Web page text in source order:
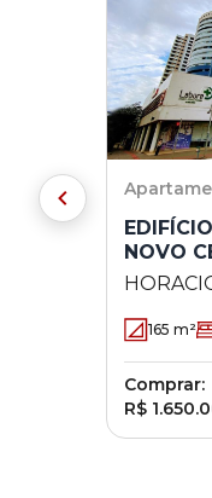
NOVO
165 m²
Comprar:
R$